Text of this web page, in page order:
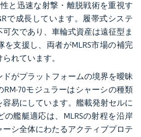
と迅速な射撃・離脱戦術を重視す
で成長しています。履帯式システ
欠であり、車輪式資産は遠征型ま
を支援し、両者がMLRS市場の補完
れています。
がプラットフォームの境界を曖昧
70モジュラーはシャーシの種類
容易にしています。艦載発射セルに
の艦艇適応は、MLRSの射程を沿岸
シ全体にわたるアクティブプロテ